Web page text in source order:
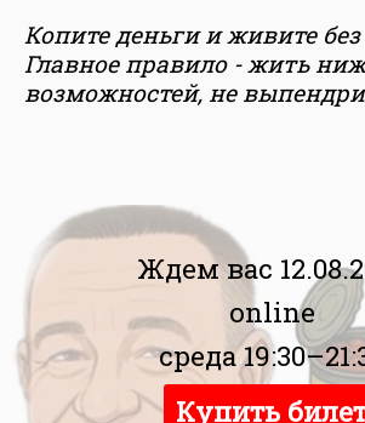
Копите деньги и живите без
Главное правило - жить
возможностей, не
Ждем вас
online
среда
Купить